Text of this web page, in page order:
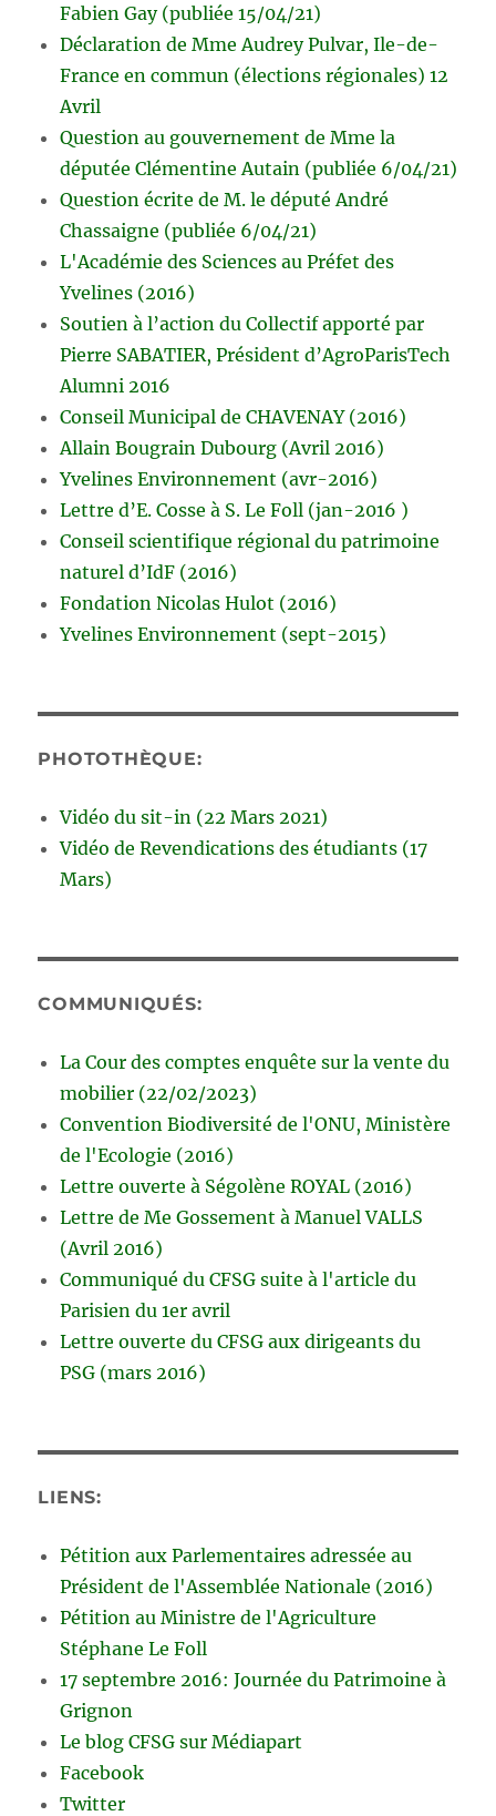
Fabien Gay (publiée 15/04/21)
Déclaration de Mme Audrey Pulvar, Ile-de-
France en commun (élections régionales) 12
Avril
Question au gouvernement de Mme la
députée Clémentine Autain (publiée 6/04/21)
Question écrite de M. le député André
Chassaigne (publiée 6/04/21)
L'Académie des Sciences au Préfet des
Yvelines (2016)
Soutien à l’action du Collectif apporté par
Pierre SABATIER, Président d’AgroParisTech
Alumni 2016
Conseil Municipal de CHAVENAY (2016)
Allain Bougrain Dubourg (Avril 2016)
Yvelines Environnement (avr-2016)
Lettre d’E. Cosse à S. Le Foll (jan-2016 )
Conseil scientifique régional du patrimoine
naturel d’IdF (2016)
Fondation Nicolas Hulot (2016)
Yvelines Environnement (sept-2015)
PHOTOTHÈQUE:
Vidéo du sit-in (22 Mars 2021)
Vidéo de Revendications des étudiants (17
Mars)
COMMUNIQUÉS:
La Cour des comptes enquête sur la vente du
mobilier (22/02/2023)
Convention Biodiversité de l'ONU, Ministère
de l'Ecologie (2016)
Lettre ouverte à Ségolène ROYAL (2016)
Lettre de Me Gossement à Manuel VALLS
(Avril 2016)
Communiqué du CFSG suite à l'article du
Parisien du 1er avril
Lettre ouverte du CFSG aux dirigeants du
PSG (mars 2016)
LIENS:
Pétition aux Parlementaires adressée au
Président de l'Assemblée Nationale (2016)
Pétition au Ministre de l'Agriculture
Stéphane Le Foll
17 septembre 2016: Journée du Patrimoine à
Grignon
Le blog CFSG sur Médiapart
Facebook
Twitter